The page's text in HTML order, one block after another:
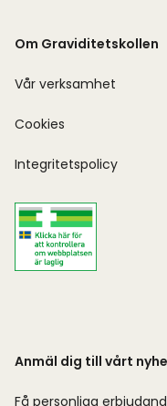
Om Graviditetskollen
Vår verksamhet
Cookies
Integritetspolicy
Anmäl dig till vårt
Få personliga